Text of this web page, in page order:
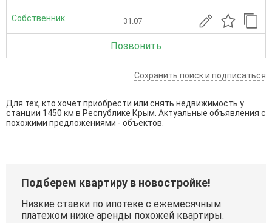
Собственник 31.07
Позвонить
Сохранить поиск и подписаться
Для тех, кто хочет приобрести или снять недвижимость у
станции 1450 км в Республике Крым. Актуальные объявления с
похожими предложениями - объектов.
Подберем квартиру в новостройке!
Низкие ставки по ипотеке с ежемесячным
платежом ниже аренды похожей квартиры.